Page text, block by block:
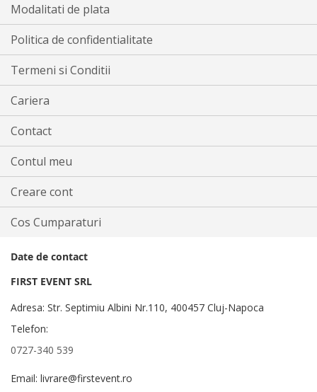
Modalitati de plata
Politica de confidentialitate
Termeni si Conditii
Cariera
Contact
Contul meu
Creare cont
Cos Cumparaturi
Date de contact
FIRST EVENT SRL
Adresa: Str. Septimiu Albini Nr.110, 400457 Cluj-Napoca
Telefon:
0727-340 539
Email: livrare@firstevent.ro